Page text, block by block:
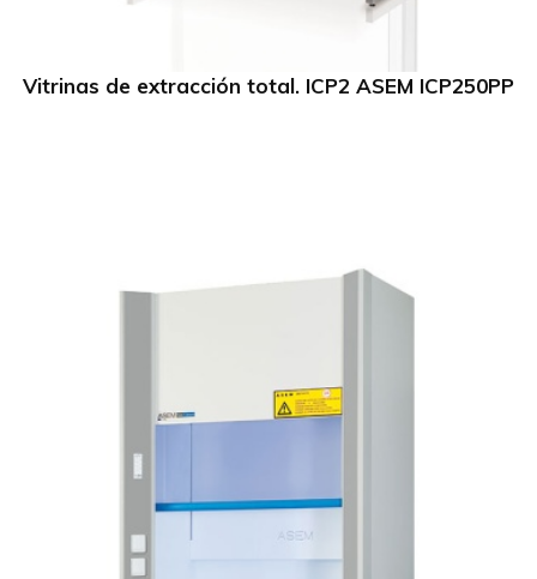
Vitrinas de extracción total. ICP2 ASEM ICP250PP